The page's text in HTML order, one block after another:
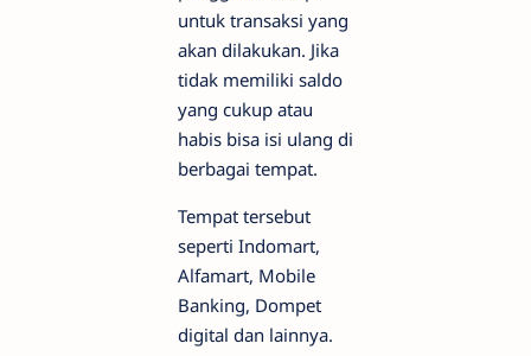
untuk transaksi yang
akan dilakukan. Jika
tidak memiliki saldo
yang cukup atau
habis bisa isi ulang di
berbagai tempat.
Tempat tersebut
seperti Indomart,
Alfamart, Mobile
Banking, Dompet
digital dan lainnya.